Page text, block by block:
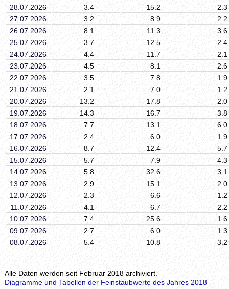
28.07.2026
3.4 15.2
2.3
27.07.2026
3.2 8.9
2.2
26.07.2026
8.1 11.3
3.6
25.07.2026
3.7 12.5
2.4
24.07.2026
4.4 11.7
2.1
23.07.2026
4.5 8.1
2.6
22.07.2026
3.5 7.8
1.9
21.07.2026
2.1 7.0
1.2
20.07.2026
13.2 17.8
2.0
19.07.2026
14.3 16.7
3.8
18.07.2026
7.7 13.1
6.0
17.07.2026
2.4 6.0
1.9
16.07.2026
8.7 12.4
5.7
15.07.2026
5.7 7.9
4.3
14.07.2026
5.8 32.6
3.1
13.07.2026
2.9 15.1
2.0
12.07.2026
2.3 6.6
1.2
11.07.2026
4.1 6.7
2.2
10.07.2026
7.4 25.6
1.6
09.07.2026
2.7 6.0
1.3
08.07.2026
5.4 10.8 3.2
Alle Daten werden seit Februar 2018 archiviert.
Diagramme und Tabellen der Feinstaubwerte des Jahres 2018